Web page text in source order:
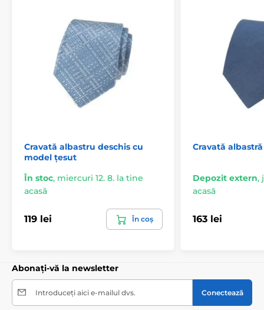
Cravată albastru deschis cu
model țesut
În stoc, miercuri 12. 8. la tine
acasă
119 lei În coș
Cravată
Depozit extern,
acasă
163 lei
Abonați-vă la newsletter
Introduceți aici e-mailul dvs. Conectează